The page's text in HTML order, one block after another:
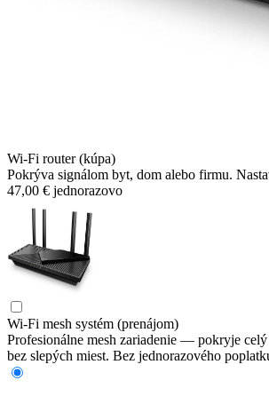
Wi-Fi router (kúpa)
Pokrýva signálom byt, dom alebo firmu.
47,00 € jednorazovo
Wi-Fi mesh systém (prenájom)
Profesionálne mesh zariadenie — pokryje
bez slepých miest. Bez jednorazového